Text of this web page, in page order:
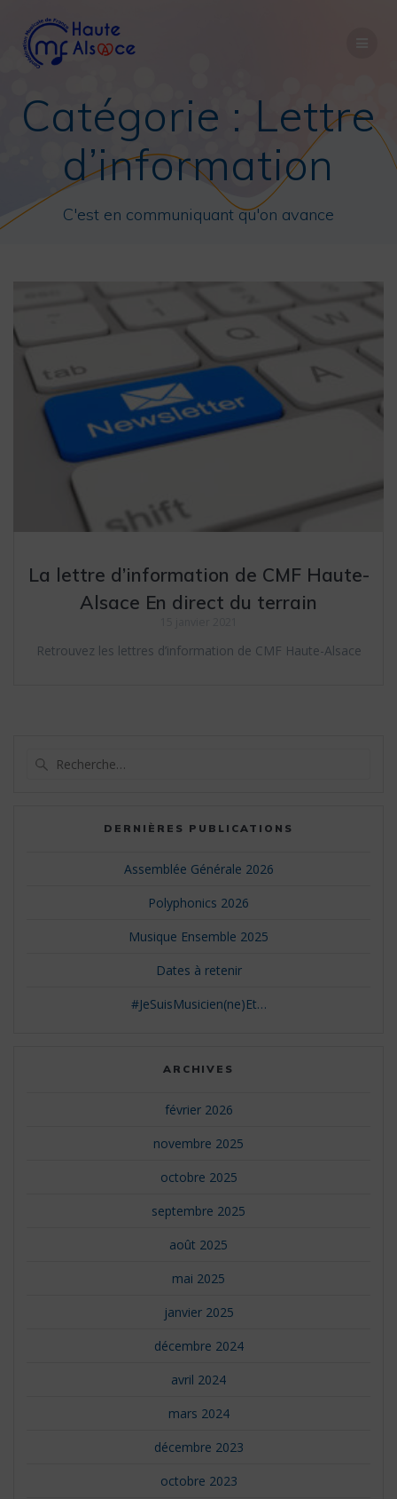
Catégorie : Lettre
d’information
C'est en communiquant qu'on avance
La lettre d’information de CMF Haute-
Alsace En direct du terrain
Retrouvez les lettres d’information de CMF Haute-Alsace
DERNIÈRES PUBLICATIONS
Assemblée Générale 2026
Polyphonics 2026
Musique Ensemble 2025
Dates à retenir
#JeSuisMusicien(ne)Et…
ARCHIVES
février 2026
novembre 2025
octobre 2025
septembre 2025
août 2025
mai 2025
janvier 2025
décembre 2024
avril 2024
mars 2024
décembre 2023
octobre 2023